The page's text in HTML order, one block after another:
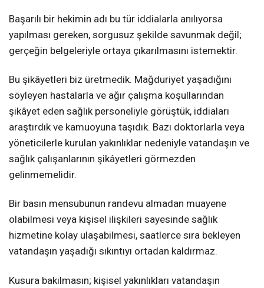
Başarılı bir hekimin adı bu tür iddialarla anılıyorsa
yapılması gereken, sorgusuz şekilde savunmak değil;
gerçeğin belgeleriyle ortaya çıkarılmasını istemektir.
Bu şikâyetleri biz üretmedik. Mağduriyet yaşadığını
söyleyen hastalarla ve ağır çalışma koşullarından
şikâyet eden sağlık personeliyle görüştük, iddiaları
araştırdık ve kamuoyuna taşıdık. Bazı doktorlarla veya
yöneticilerle kurulan yakınlıklar nedeniyle vatandaşın ve
sağlık çalışanlarının şikâyetleri görmezden
gelinmemelidir.
Bir basın mensubunun randevu almadan muayene
olabilmesi veya kişisel ilişkileri sayesinde sağlık
hizmetine kolay ulaşabilmesi, saatlerce sıra bekleyen
vatandaşın yaşadığı sıkıntıyı ortadan kaldırmaz.
Kusura bakılmasın; kişisel yakınlıkları vatandaşın